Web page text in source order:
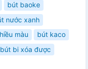
bút baoke
nước xanh
màu
bút kaco
bút bi xóa được